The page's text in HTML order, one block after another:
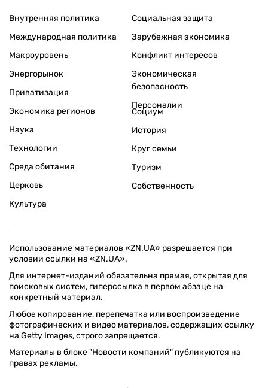
Внутренняя политика
Международная политика
Макроуровень
Энергорынок
Приватизация
Экономика регионов
Социальная защита
Зарубежная экономика
Конфликт интересов
Экономическая
безопасность
Персоналии
Наука
Технологии
Среда обитания
Церковь
Культура
Социум
История
Круг семьи
Туризм
Собственность
Использование материалов «ZN.UA» разрешается при
условии ссылки на «ZN.UA».
Для интернет-изданий обязательна прямая, открытая для
поисковых систем, гиперссылка в первом абзаце на
конкретный материал.
Любое копирование, перепечатка или воспроизведение
фотографических и видео материалов, содержащих ссылку
на Getty Images, строго запрещается.
Материалы в блоке "Новости компаний" публикуются на
правах рекламы.